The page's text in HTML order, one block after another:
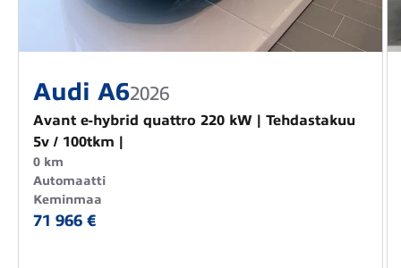
Audi A62026
Avant e-hybrid quattro 220 kW | Tehdastakuu
5v / 100tkm |
0 km
Automaatti
Keminmaa
71 966 €